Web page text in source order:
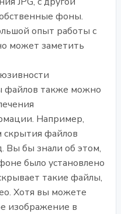
фоны.
опыт работы с
может заметить
также можно
Например,
скрытия файлов
Вы бы знали об этом,
было установлено
такие файлы,
Хотя вы можете
изображение в